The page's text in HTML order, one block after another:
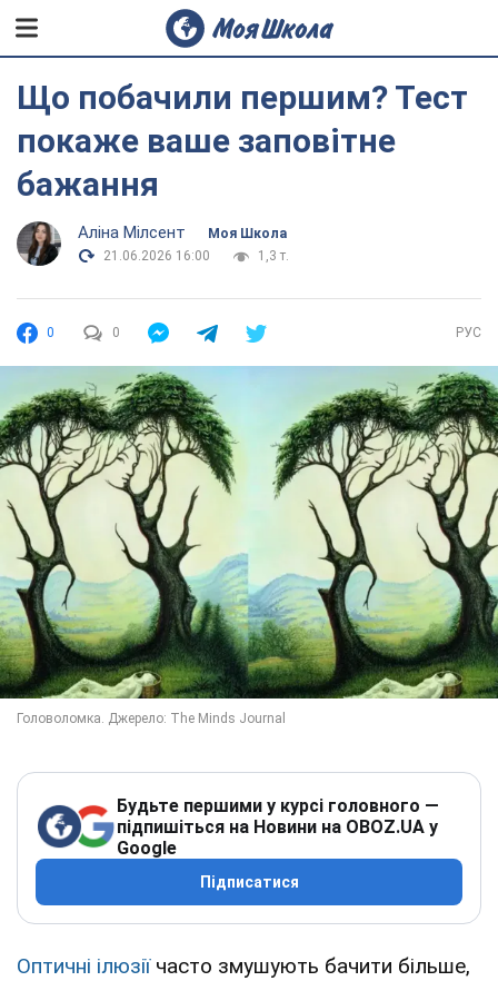
Що побачили першим? Тест
покаже ваше заповітне
бажання
Аліна Мілсент
Моя Школа
21.06.2026 16:00
1,3 т.
0 0 РУС
Будьте першими у курсі головного —
підпишіться на Новини на OBOZ.UA у
Google
Підписатися
Оптичні ілюзіїчасто змушують бачити більше,